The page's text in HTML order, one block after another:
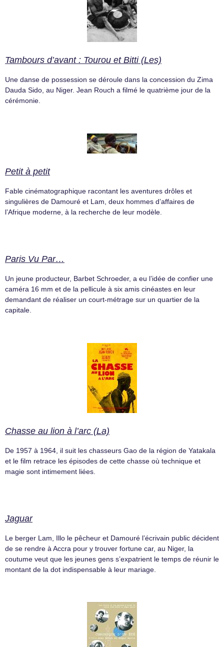
Tambours d’avant : Tourou et Bitti (Les)
Une danse de possession se déroule dans la concession du Zima
Dauda Sido, au Niger. Jean Rouch a filmé le quatrième jour de la
cérémonie.
Petit à petit
Fable cinématographique racontant les aventures drôles et
singulières de Damouré et Lam, deux hommes d’affaires de
l’Afrique moderne, à la recherche de leur modèle.
Paris Vu Par…
Un jeune producteur, Barbet Schroeder, a eu l’idée de confier une
caméra 16 mm et de la pellicule à six amis cinéastes en leur
demandant de réaliser un court-métrage sur un quartier de la
capitale.
Chasse au lion à l’arc (La)
De 1957 à 1964, il suit les chasseurs Gao de la région de Yatakala
et le film retrace les épisodes de cette chasse où technique et
magie sont intimement liées.
Jaguar
Le berger Lam, Illo le pêcheur et Damouré l’écrivain public décident
de se rendre à Accra pour y trouver fortune car, au Niger, la
coutume veut que les jeunes gens s’expatrient le temps de réunir le
montant de la dot indispensable à leur mariage.